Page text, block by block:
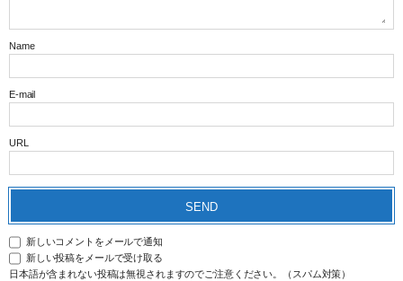
Name
E-mail
URL
新しいコメントをメールで通知
新しい投稿をメールで受け取る
日本語が含まれない投稿は無視されますのでご注意ください。（スパム対策）